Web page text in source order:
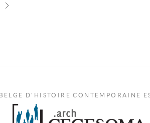
BELGE D'HISTOIRE CONTEMPORAINE